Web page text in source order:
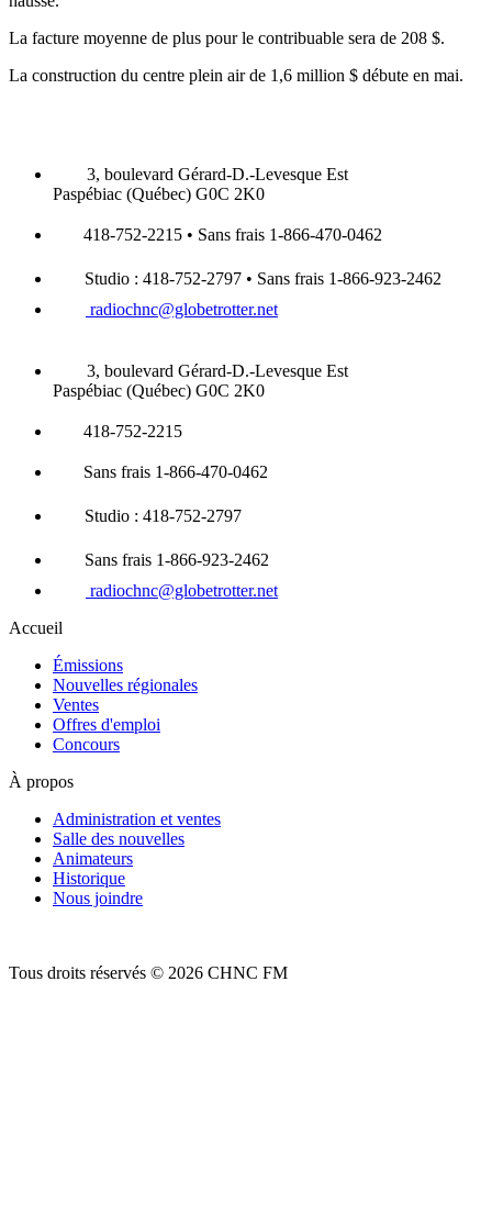
La facture moyenne de plus pour le contribuable sera de 208 $.
La construction du centre plein air de 1,6 million $ débute en mai.
3, boulevard Gérard-D.-Levesque Est
Paspébiac (Québec) G0C 2K0
418-752-2215 • Sans frais 1-866-470-0462
Studio : 418-752-2797 • Sans frais 1-866-923-2462
radiochnc@globetrotter.net
3, boulevard Gérard-D.-Levesque Est
Paspébiac (Québec) G0C 2K0
418-752-2215
Sans frais 1-866-470-0462
Studio : 418-752-2797
Sans frais 1-866-923-2462
radiochnc@globetrotter.net
Accueil
Émissions
Nouvelles régionales
Ventes
Offres d'emploi
Concours
À propos
Administration et ventes
Salle des nouvelles
Animateurs
Historique
Nous joindre
Tous droits réservés © 2026 CHNC FM